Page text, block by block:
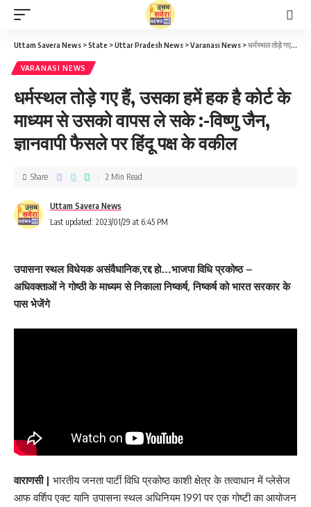
Uttam Savera News >State >Uttar Pradesh News >Varanasi News >धर्मस्थल तोड़े गए हैं, उसका हमें हक है कोर्ट के माध्यम से उसको वापस ले सके :-विष्णु जैन, ज्ञानवापी फैसले पर हिंदू पक्ष के वकील
VARANASI NEWS
धर्मस्थल तोड़े गए हैं, उसका हमें हक है कोर्ट के
माध्यम से उसको वापस ले सके :-विष्णु जैन,
ज्ञानवापी फैसले पर हिंदू पक्ष के वकील
Last updated: 2023/01/29 at 6:45 PM
Uttam Savera News
Share 2 Min Read
उपासना स्थल विधेयक असंवैधानिक,रद्द हो…भाजपा विधि प्रकोष्ठ –
अधिवक्ताओं ने गोष्ठी के माध्यम से निकाला निष्कर्ष, निष्कर्ष को भारत सरकार के
पास भेजेंगे
वाराणसी | भारतीय जनता पार्टी विधि प्रकोष्ठ काशी क्षेत्र के तत्वाधान में प्लेसेज
आफ वर्शिप एक्ट यानि उपासना स्थल अधिनियम 1991 पर एक गोष्टी का आयोजन